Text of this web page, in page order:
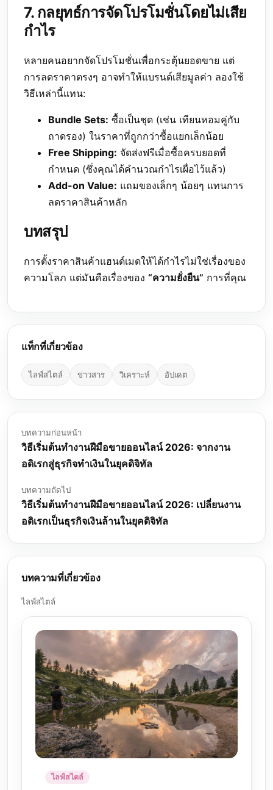
7. กลยุทธ์การจัดโปรโมชั่นโดยไม่เสีย
กำไร
หลายคนอยากจัดโปรโมชั่นเพื่อกระตุ้นยอดขาย แต่
การลดราคาตรงๆ อาจทำให้แบรนด์เสียมูลค่า ลองใช้
วิธีเหล่านี้แทน:
Bundle Sets: ซื้อเป็นชุด (เช่น เทียนหอมคู่กับ
ถาดรอง) ในราคาที่ถูกกว่าซื้อแยกเล็กน้อย
Free Shipping: จัดส่งฟรีเมื่อซื้อครบยอดที่
กำหนด (ซึ่งคุณได้คำนวณกำไรเผื่อไว้แล้ว)
Add-on Value: แถมของเล็กๆ น้อยๆ แทนการ
ลดราคาสินค้าหลัก
บทสรุป
การตั้งราคาสินค้าแฮนด์เมดให้ได้กำไรไม่ใช่เรื่องของ
ความโลภ แต่มันคือเรื่องของ “ความยั่งยืน” การที่คุณ
แท็กที่เกี่ยวข้อง
ไลฟ์สไตล์ ข่าวสาร วิเคราะห์ อัปเดต
บทความก่อนหน้า
วิธีเริ่มต้นทำงานฝีมือขายออนไลน์ 2026: จากงาน
อดิเรกสู่ธุรกิจทำเงินในยุคดิจิทัล
บทความถัดไป
วิธีเริ่มต้นทำงานฝีมือขายออนไลน์ 2026: เปลี่ยนงาน
อดิเรกเป็นธุรกิจเงินล้านในยุคดิจิทัล
บทความที่เกี่ยวข้อง
ไลฟ์สไตล์
ไลฟ์สไตล์